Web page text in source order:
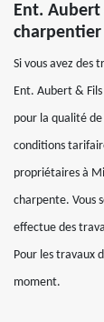
Ent. Aubert
Si vous avez des
Ent. Aubert &
pour la qualité
conditions
propriétaires à
charpente. Vous
effectue des
Pour les travaux
moment.